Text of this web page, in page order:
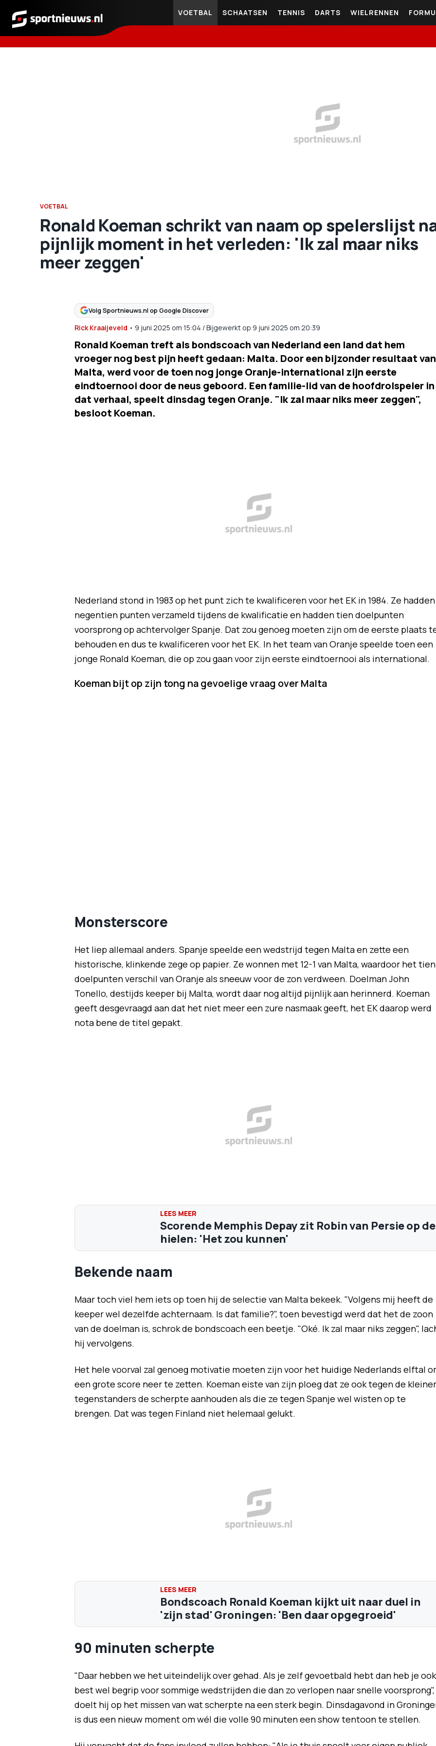
Sportnieuws.nl
VOETBAL SCHAATSEN TENNIS DARTS WIELRENNEN
VOETBAL
Ronald Koeman schrikt van naam op spelerslijst
pijnlijk moment in het verleden: 'Ik zal maar niks
meer zeggen'
Volg Sportnieuws.nl op Google Discover
Rick Kraaijeveld • 9 juni 2025 om 15:04 /Bijgewerkt op 9 juni 2025 om 20:39
Ronald Koeman treft als bondscoach van Nederland een land dat hem
vroeger nog best pijn heeft gedaan: Malta. Door een bijzonder resultaat van
Malta, werd voor de toen nog jonge Oranje-international zijn eerste
eindtoernooi door de neus geboord. Een familie-lid van de hoofdrolspeler in
dat verhaal, speelt dinsdag tegen Oranje. "Ik zal maar niks meer zeggen",
besloot Koeman.
Nederland stond in 1983 op het punt zich te kwalificeren voor het EK in 1984. Ze hadden
negentien punten verzameld tijdens de kwalificatie en hadden tien doelpunten
voorsprong op achtervolger Spanje. Dat zou genoeg moeten zijn om de eerste plaats
behouden en dus te kwalificeren voor het EK. In het team van Oranje speelde toen een
jonge Ronald Koeman, die op zou gaan voor zijn eerste eindtoernooi als international.
Koeman bijt op zijn tong na gevoelige vraag over Malta
Monsterscore
Het liep allemaal anders. Spanje speelde een wedstrijd tegen Malta en zette een
historische, klinkende zege op papier. Ze wonnen met 12-1 van Malta, waardoor het tien
doelpunten verschil van Oranje als sneeuw voor de zon verdween. Doelman John
Tonello, destijds keeper bij Malta, wordt daar nog altijd pijnlijk aan herinnerd. Koeman
geeft desgevraagd aan dat het niet meer een zure nasmaak geeft, het EK daarop werd
nota bene de titel gepakt.
Scorende Memphis Depay zit Robin van Persie op de
hielen: 'Het zou kunnen'
Bekende naam
Maar toch viel hem iets op toen hij de selectie van Malta bekeek. "Volgens mij heeft de
keeper wel dezelfde achternaam. Is dat familie?", toen bevestigd werd dat het de zoon
van de doelman is, schrok de bondscoach een beetje. "Oké. Ik zal maar niks zeggen",
hij vervolgens.
Het hele voorval zal genoeg motivatie moeten zijn voor het huidige Nederlands elftal
een grote score neer te zetten. Koeman eiste van zijn ploeg dat ze ook tegen de
tegenstanders de scherpte aanhouden als die ze tegen Spanje wel wisten op te
brengen. Dat was tegen Finland niet helemaal gelukt.
Bondscoach Ronald Koeman kijkt uit naar duel in
'zijn stad' Groningen: 'Ben daar opgegroeid'
90 minuten scherpte
"Daar hebben we het uiteindelijk over gehad. Als je zelf gevoetbald hebt dan heb je ook
best wel begrip voor sommige wedstrijden die dan zo verlopen naar snelle voorsprong",
doelt hij op het missen van wat scherpte na een sterk begin. Dinsdagavond in
is dus een nieuw moment om wél die volle 90 minuten een show tentoon te stellen.